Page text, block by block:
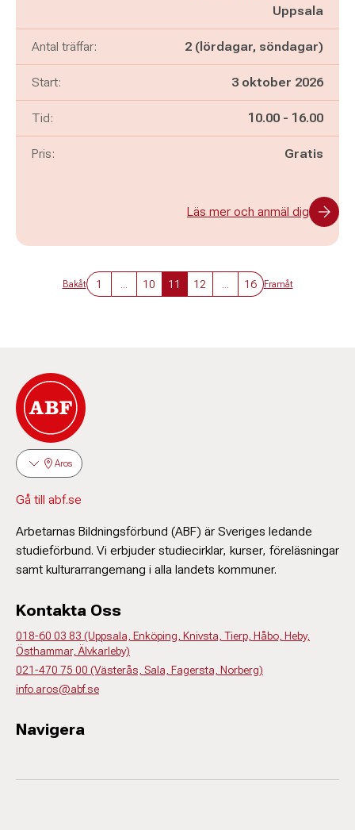
Uppsala
Antal träffar: 2 (lördagar, söndagar)
Start: 3 oktober 2026
Tid: Pågår mellan
10.00 - och
16.00
Pris: Gratis
Läs mer och anmäl dig
Bakåt 1 10 11 12 16 Framåt
Aros
Gå till abf.se
Arbetarnas Bildningsförbund (ABF) är Sveriges ledande
studieförbund. Vi erbjuder studiecirklar, kurser, föreläsningar
samt kulturarrangemang i alla landets kommuner.
Kontakta Oss
018-60 03 83 (Uppsala, Enköping, Knivsta, Tierp, Håbo, Heby,
Östhammar, Älvkarleby)
021-470 75 00 (Västerås, Sala, Fagersta, Norberg)
info.aros@abf.se
Navigera